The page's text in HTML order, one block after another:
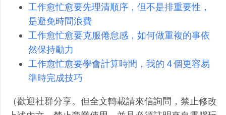
工作愈忙愈要先理清順序，但不是排重要性，
是避免時間浪費
工作愈忙愈要克服倦怠感，如何做重複的事依
然保持動力
工作愈忙愈要學會計算時間，我的 4 個更容易
準時完成技巧
（歡迎社群分享。但全文轉載請來信詢問，禁止修改